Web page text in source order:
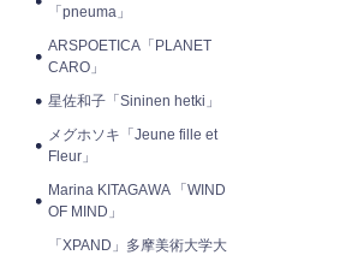
「pneuma」
ARSPOETICA「PLANET
CARO」
星佐和子「Sininen hetki」
メグホソキ「Jeune fille et
Fleur」
Marina KITAGAWA 「WIND
OF MIND」
「XPAND」多摩美術大学大